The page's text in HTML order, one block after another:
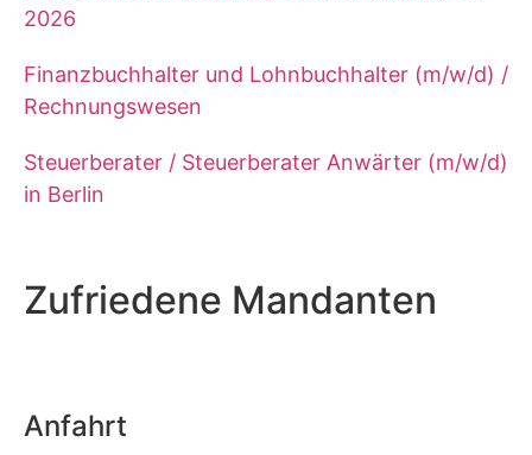
2026
Finanzbuchhalter und Lohnbuchhalter (m/w/d) /
Rechnungswesen
Steuerberater / Steuerberater Anwärter (m/w/d)
in Berlin
Zufriedene Mandanten
Anfahrt